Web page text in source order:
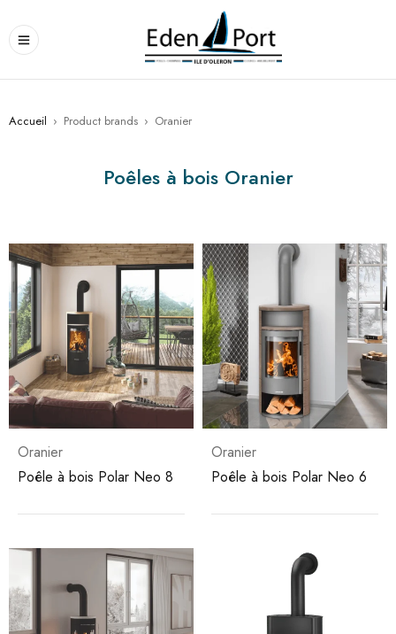
Accueil › Product brands › Oranier
Poêles à bois Oranier
Oranier
Poêle à bois Polar Neo 8
Oranier
Poêle à bois Polar Neo 6